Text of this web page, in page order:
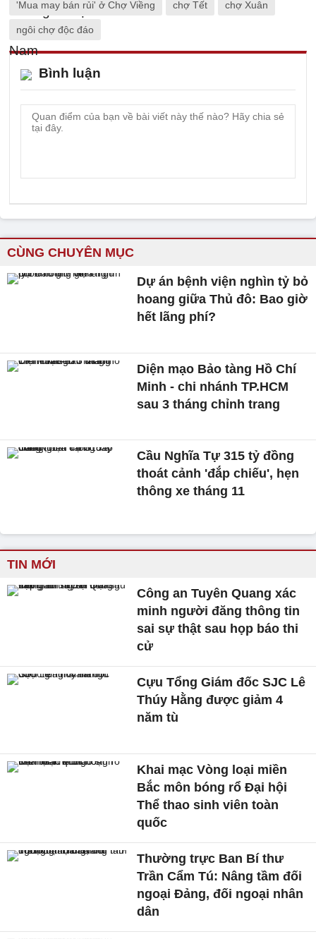
'Mua may bán rủi' ở Chợ Viềng chợ Tết chợ Xuân
ngôi chợ độc đáo
Bình luận
CÙNG CHUYÊN MỤC
Dự án bệnh viện nghìn tỷ bỏ
hoang giữa Thủ đô: Bao giờ
hết lãng phí?
Diện mạo Bảo tàng Hồ Chí
Minh - chi nhánh TP.HCM
sau 3 tháng chỉnh trang
Cầu Nghĩa Tự 315 tỷ đồng
thoát cảnh 'đắp chiếu', hẹn
thông xe tháng 11
TIN MỚI
Công an Tuyên Quang xác
minh người đăng thông tin
sai sự thật sau họp báo thi
cử
Cựu Tổng Giám đốc SJC Lê
Thúy Hằng được giảm 4
năm tù
Khai mạc Vòng loại miền
Bắc môn bóng rổ Đại hội
Thể thao sinh viên toàn
quốc
Thường trực Ban Bí thư
Trần Cẩm Tú: Nâng tầm đối
ngoại Đảng, đối ngoại nhân
dân